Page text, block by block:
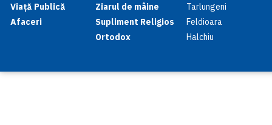
Viață Publică
Afaceri
Ziarul de mâine
Supliment Religios
Ortodox
Tarlungeni
Feldioara
Halchiu